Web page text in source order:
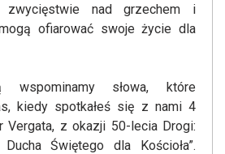
nad grzechem i
ofiarować swoje życie dla
wspominamy słowa, które
kiedy spotkałeś się z nami 4
Vergata, z okazji 50-lecia Drogi:
Świętego dla Kościoła”.